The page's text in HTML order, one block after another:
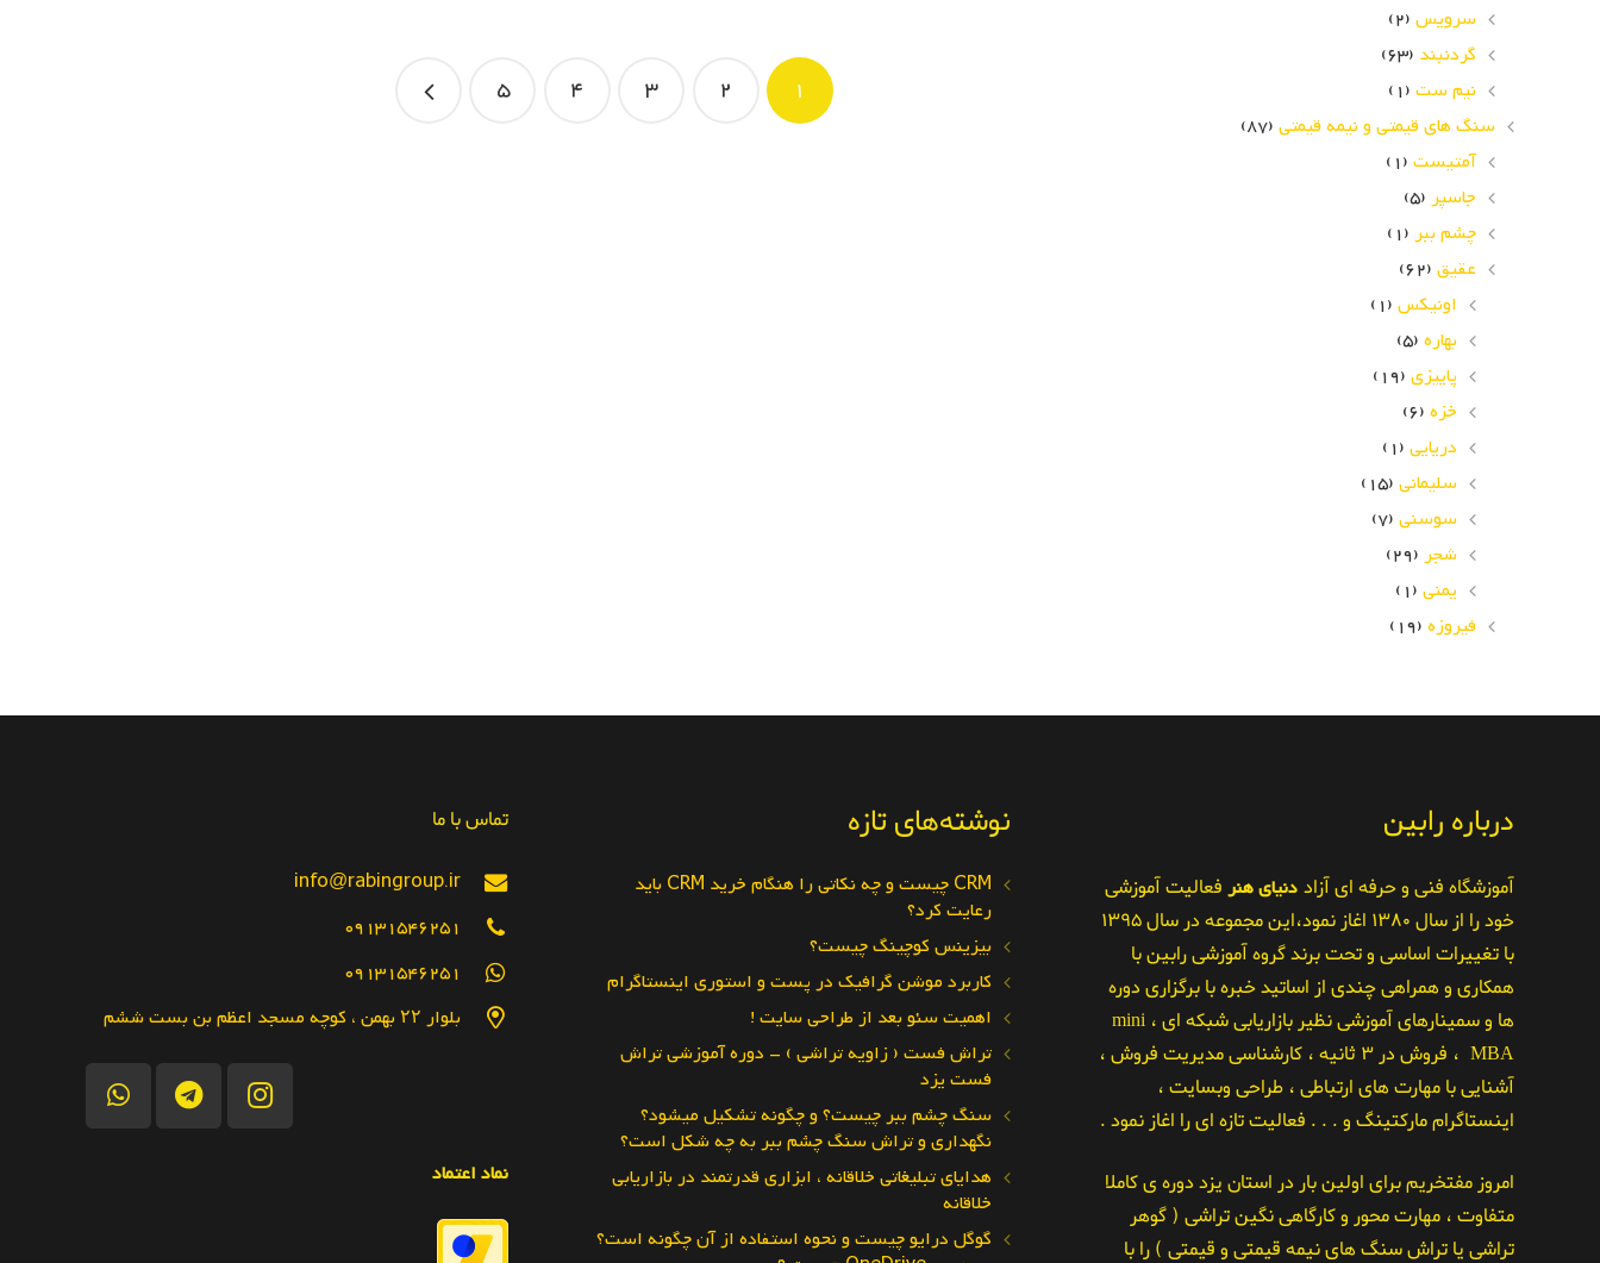
سرویس (2)
گردنبند (63)
نیم ست (1)
سنگ های قیمتی و نیمه قیمتی (87)
آمتیست (1)
جاسپر (5)
چشم ببر (1)
عقیق (62)
اونیکس (1)
بهاره (5)
پاییزی (19)
خزه (6)
دریایی (1)
سلیمانی (15)
سوسنی (7)
شجر (29)
یمنی (1)
فیروزه (19)
1
2
3
4
5
درباره رابین
آموزشگاه فنی و حرفه ای آزاد دنیای هنر فعالیت آموزشی
خود را از سال ۱۳۸۰ اغاز نمود،این مجموعه در سال ۱۳۹۵
با تغییرات اساسی و تحت برند گروه آموزشی رابین با
همکاری و همراهی چندی از اساتید خبره با برگزاری دوره
ها و سمینارهای آموزشی نظیر بازاریابی شبکه ای ، mini
MBA ، فروش در ۳ ثانیه ، کارشناسی مدیریت فروش ،
آشنایی با مهارت های ارتباطی ، طراحی وبسایت ،
اینستاگرام مارکتینگ و . . . فعالیت تازه ای را اغاز نمود .
امروز مفتخریم برای اولین بار در استان یزد دوره ی کاملا
متفاوت ، مهارت محور و کارگاهی نگین تراشی ( گوهر
تراشی یا تراش سنگ های نیمه قیمتی و قیمتی ) را با
نوشته‌های تازه
CRM چیست و چه نکاتی را هنگام خرید CRM باید
رعایت کرد؟
بیزینس کوچینگ چیست؟
کاربرد موشن گرافیک در پست و استوری اینستاگرام
اهمیت سئو بعد از طراحی سایت !
تراش فست ( زاویه تراشی ) – دوره آموزشی تراش
فست یزد
سنگ چشم ببر چیست؟ و چگونه تشکیل میشود؟
نگهداری و تراش سنگ چشم ببر به چه شکل است؟
هدایای تبلیغاتی خلاقانه ، ابزاری قدرتمند در بازاریابی
خلاقانه
گوگل درایو چیست و نحوه استفاده از آن چگونه است؟
تماس با ما
info@rabingroup.ir
09131546251
09131546251
بلوار ۲۲ بهمن ، کوچه مسجد اعظم بن بست ششم
نماد اعتماد